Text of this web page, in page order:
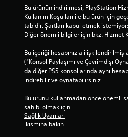
Bu ürünün indirilmesi, PlayStation
Kullanım Koşulları ile bu ürün için
tabidir. Şartları kabul etmek
Diğer önemli bilgiler için bkz. Hizmet
Bu içeriği hesabınızla ilişkilendirilmiş
(“Konsol Paylaşımı ve Çevrimdışı
da diğer PS5 konsollarında aynı
indirebilir ve oynatabilirsiniz.
Bu ürünü kullanmadan önce önemli
sahibi olmak için
Sağlık Uyarıları
kısmına bakın.